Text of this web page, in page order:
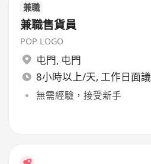
兼職
兼職售貨員
POP LOGO
屯門, 屯門
8小時以上/天, 工作日面議
無需經驗，接受新手